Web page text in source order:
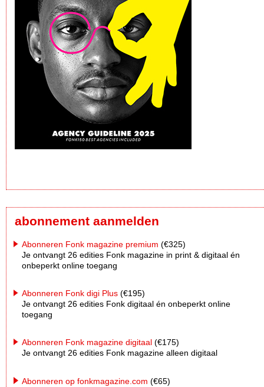
abonnement aanmelden
Abonneren Fonk magazine premium (€325)
Je ontvangt 26 edities Fonk magazine in print & digitaal én
onbeperkt online toegang
Abonneren Fonk digi Plus (€195)
Je ontvangt 26 edities Fonk digitaal én onbeperkt online
toegang
Abonneren Fonk magazine digitaal (€175)
Je ontvangt 26 edities Fonk magazine alleen digitaal
Abonneren op fonkmagazine.com (€65)